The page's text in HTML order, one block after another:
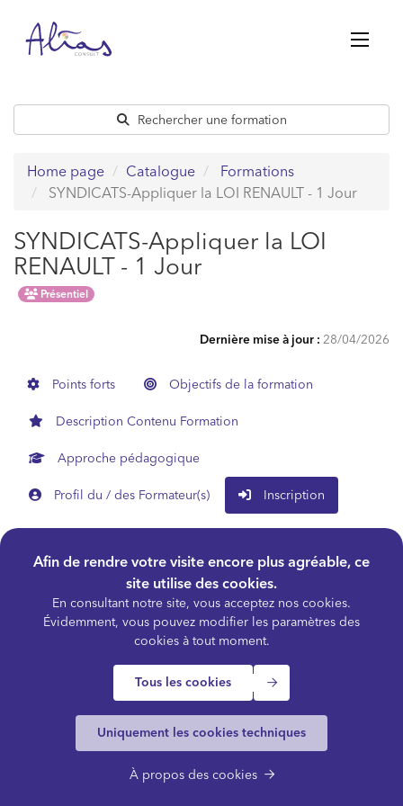
contenu
Rechercher une formation
Home page Catalogue
Formations
SYNDICATS-Appliquer la LOI RENAULT - 1 Jour
SYNDICATS-Appliquer la LOI
RENAULT - 1 Jour
Présentiel
Dernière mise à jour : 28/04/2026
Points forts Objectifs de la formation
Description Contenu Formation
Approche pédagogique
Profil du / des Formateur(s) Inscription
Une formation pour comprendre et naviguer dans le
processus de la Loi Renault et du cadre légal du
dialogue social.
Objectifs de la formation
Les outils de cette formation vous font découvrir comment
Comprendre l'écosystème de la concertation sociale
pour mieux se situer
Maîtriser les règles de base des réorganisations avec
Afin de rendre votre visite encore plus agréable, ce
site utilise des cookies.
En consultant notre site, vous acceptez nos cookies.
Évidemment, vous pouvez modifier les paramètres des
cookies à tout moment.
Tous les cookies
Uniquement les cookies techniques
À propos des cookies